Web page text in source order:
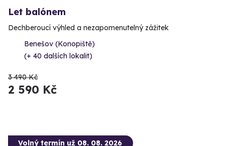
Let balónem
Dechberoucí výhled a nezapomenutelný zážitek
Benešov (Konopiště)
(+ 40 dalších lokalit)
3 490 Kč
2 590 Kč
Volný termín už 08. 08. 2026